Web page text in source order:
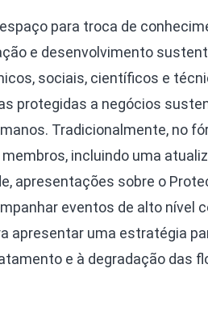
para troca de
e desenvolvimento
sociais, científicos e
protegidas a negócios
Tradicionalmente, no
incluindo uma
apresentações sobre o
eventos de alto nível
apresentar uma estratégia
e à degradação das